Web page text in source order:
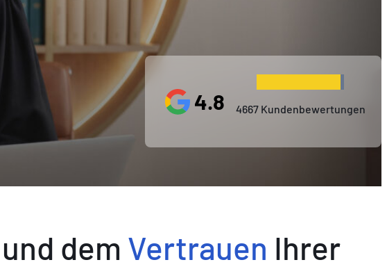
4.8 4667 Kundenbewertungen
und dem Vertrauen Ihrer